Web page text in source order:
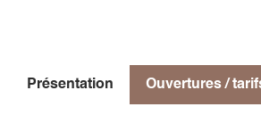
épiceries avec leurs produits locaux, le
proximité internationale", les
Présentation Ouvertures /